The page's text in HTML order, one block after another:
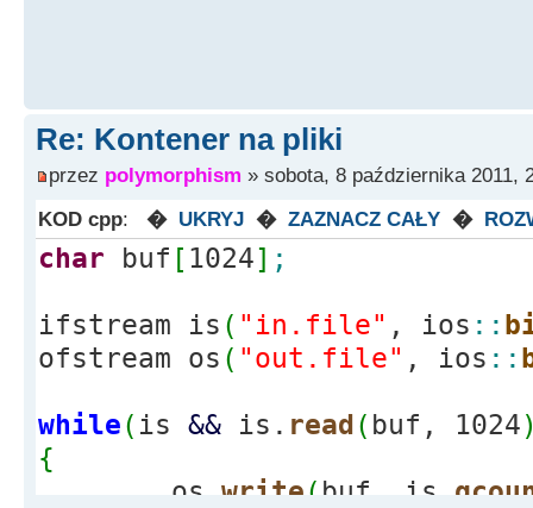
Re: Kontener na pliki
przez polymorphism » sobota, 8 października 2011,
KOD cpp: � UKRYJ � ZAZNACZ CAŁY �
char buf [ 1024] ;
ifstream is ( "in.file" , ios ::
ofstream os ( "out.file" , ios ::
while( is && is. read( buf, 1024
{
os. write( buf, is.